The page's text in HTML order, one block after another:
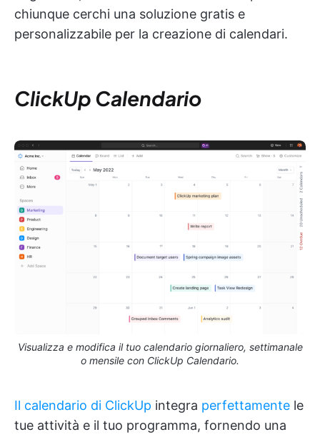
chiunque cerchi una soluzione gratis e
personalizzabile per la creazione di calendari.
ClickUp Calendario
Visualizza e modifica il tuo calendario giornaliero, settimanale
o mensile con ClickUp Calendario.
Il calendario di ClickUp integra perfettamente le
tue attività e il tuo programma, fornendo una